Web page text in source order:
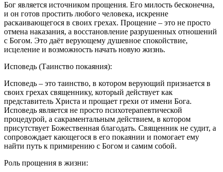
Бог является источником прощения. Его милость бесконечна,
и он готов простить любого человека, искренне
раскаивающегося в своих грехах. Прощение – это не просто
отмена наказания, а восстановление разрушенных отношений
с Богом. Это даёт верующему душевное спокойствие,
исцеление и возможность начать новую жизнь.
Исповедь (Таинство покаяния):
Исповедь – это таинство, в котором верующий признается в
своих грехах священнику, который действует как
представитель Христа и прощает грехи от имени Бога.
Исповедь является не просто психотерапевтической
процедурой, а сакраментальным действием, в котором
присутствует Божественная благодать. Священник не судит, а
сопровождает кающегося в его покаянии и помогает ему
найти путь к примирению с Богом и самим собой.
Роль прощения в жизни: